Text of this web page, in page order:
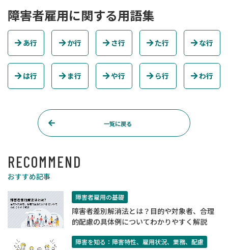
障害者雇用に関する用語集
あ行 か行 さ行 た行 な行
は行 ま行 や行 ら行 わ行
一覧に戻る
RECOMMEND
おすすめ記事
障害者雇用の基礎
障害者差別解消法とは？目的や対象者、合理
的配慮の具体例についてわかりやすく解説
障害を知る：障害特性、雇用状況、業務、配慮